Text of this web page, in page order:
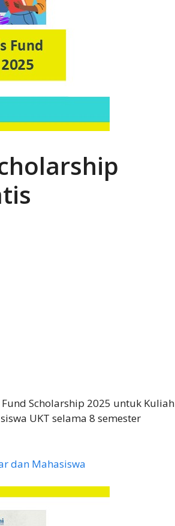
Scholarship 2025 untuk Kuliah
UKT selama 8 semester
dan Mahasiswa